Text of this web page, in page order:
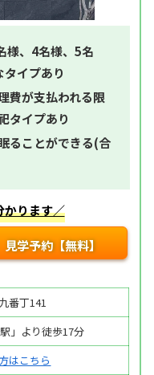
様、4名様、5名
イプあり
費が支払われる限
タイプあり
ることができる(合
かります／
見学予約【無料】
番丁141
」より徒歩17分
はこちら